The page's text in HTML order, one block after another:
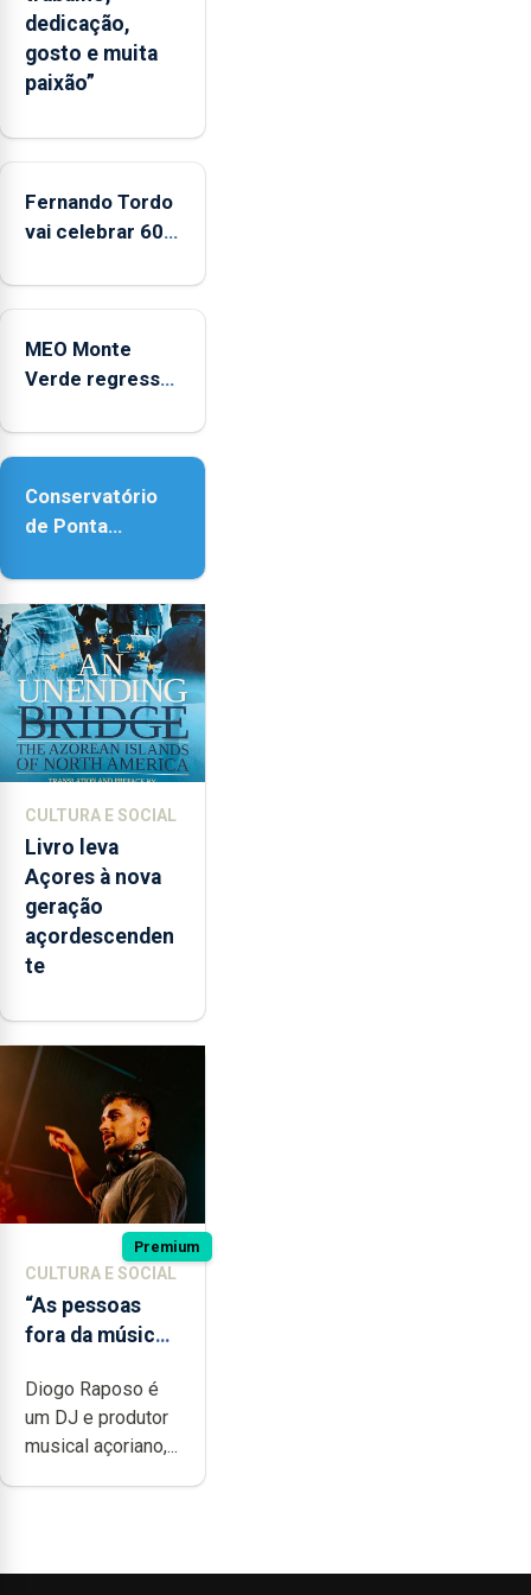
da
CPUE
entre
e
dedicação,
gosto e muita
paixão”
Fernando Tordo
vai celebrar 60
no Coliseu
MEO Monte
Verde regressa
acessibilidade
Conservatório
de Ponta
contar com
novos
instrumentos
CULTURA E SOCIAL
Livro leva
Açores à nova
geração
açordescenden
te
Premium
CULTURA E SOCIAL
“As pessoas
fora da música
noção do quão
difícil é
produzir uma
música”
Diogo Raposo é
um DJ e produtor
musical açoriano,...